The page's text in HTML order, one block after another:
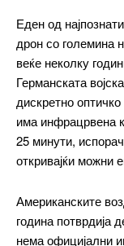
Ut mollis
Nullam eu erat
Donec quis est
Orci varius
Pro
$100 / year
Еден од
дрон со големина
веќе неколку
Германската
дискретно
има инфрацрвена
25 минути,
откривајќи можни
Американските
година потврдија
нема официјални